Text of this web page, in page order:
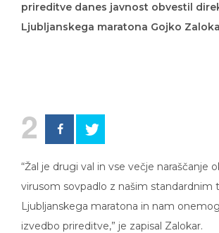
prireditve danes javnost obvestil
Ljubljanskega maratona Gojko
2
“Žal je drugi val in vse večje naraščanje
virusom sovpadlo z našim standardnim
Ljubljanskega maratona in nam
izvedbo prireditve,” je zapisal Zalokar.